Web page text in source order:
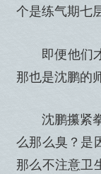
个是练气期七
即便他们
那也是沈鹏的
沈鹏攥紧
么那么臭？是
那么不注意卫